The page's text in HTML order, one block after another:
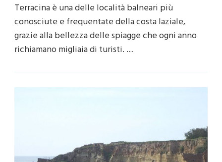
Terracina è una delle località balneari più
conosciute e frequentate della costa laziale,
grazie alla bellezza delle spiagge che ogni anno
richiamano migliaia di turisti. …